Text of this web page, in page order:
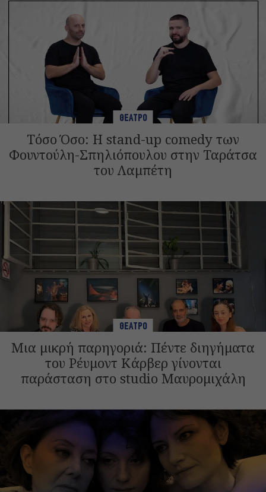
ΘΕΑΤΡΟ
Τόσο Όσο: Η stand-up comedy των
Φουντούλη-Σπηλιόπουλου στην Ταράτσα
του Λαμπέτη
ΘΕΑΤΡΟ
Μια μικρή παρηγοριά: Πέντε διηγήματα
του Ρέυμοντ Κάρβερ γίνονται
παράσταση στο studio Μαυρομιχάλη